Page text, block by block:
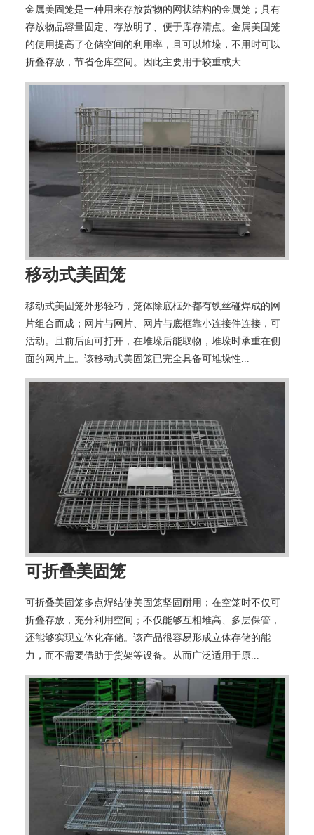
金属美固笼是一种用来存放货物的网状结构的金属笼；具有
存放物品容量固定、存放明了、便于库存清点。金属美固笼
的使用提高了仓储空间的利用率，且可以堆垛，不用时可以
折叠存放，节省仓库空间。因此主要用于较重或大...
移动式美固笼
移动式美固笼外形轻巧，笼体除底框外都有铁丝碰焊成的网
片组合而成；网片与网片、网片与底框靠小连接件连接，可
活动。且前后面可打开，在堆垛后能取物，堆垛时承重在侧
面的网片上。该移动式美固笼已完全具备可堆垛性...
可折叠美固笼
可折叠美固笼多点焊结使美固笼坚固耐用；在空笼时不仅可
折叠存放，充分利用空间；不仅能够互相堆高、多层保管，
还能够实现立体化存储。该产品很容易形成立体存储的能
力，而不需要借助于货架等设备。从而广泛适用于原...